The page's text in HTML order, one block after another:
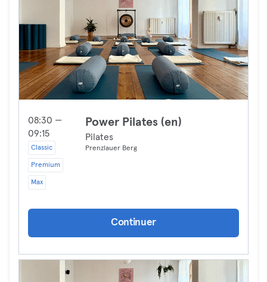
08:30 —
09:15
Classic
Premium
Max
Power Pilates (en)
Pilates
Prenzlauer Berg
Continuer